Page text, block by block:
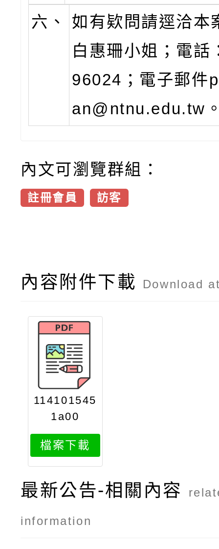
六、
如有欵問請逕洽本
白惠珊小姐；電話
96024；電子郵件
an@ntnu.edu.tw
內文可瀏覽群組：
註冊會員 訪客
內容附件下載 Download
114101545
1a00
檔案下載
最新公告-相關內容
information